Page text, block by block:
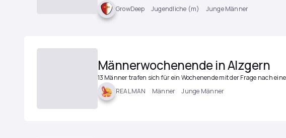
GrowDeep
Jugendliche (m) Junge Männer
Männerwochenende in Alzgern
13 Männer trafen sich für ein Wochenende mit der Frage nach
REAL MAN
Männer Junge Männer